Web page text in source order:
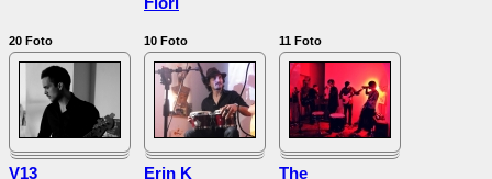
20 Foto 10 Foto 11 Foto
V13 Erin K
The